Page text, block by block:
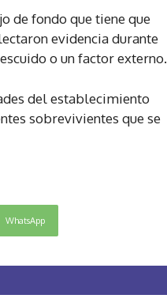
de fondo que tiene que
evidencia durante
o un factor externo.
del establecimiento
sobrevivientes que se
WhatsApp